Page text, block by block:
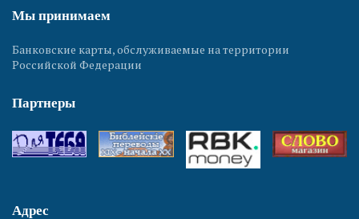
Мы принимаем
Банковские карты, обслуживаемые на территории
Российской Федерации
Партнеры
Адрес